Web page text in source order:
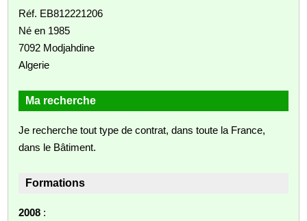
Réf. EB812221206
Né en 1985
7092 Modjahdine
Algerie
Ma recherche
Je recherche tout type de contrat, dans toute la France,
dans le Bâtiment.
Formations
2008 :